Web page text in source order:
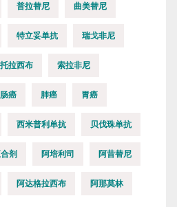
普拉替尼 曲美替尼
特立妥单抗 瑞戈非尼
拉西布 索拉非尼
肠癌 肺癌 胃癌
西米普利单抗 贝伐珠单抗
剂 阿培利司 阿昔替尼
阿达格拉西布 阿那莫林